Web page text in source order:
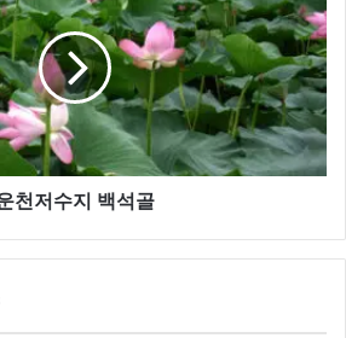
천저수지 백석골